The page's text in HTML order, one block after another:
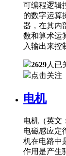
可编程逻辑
的数字运算
器，在其内
数和算术运
入输出来控
2629人已
点击关注
电机
电机（英文
电磁感应定
机在电路中
作用是产生